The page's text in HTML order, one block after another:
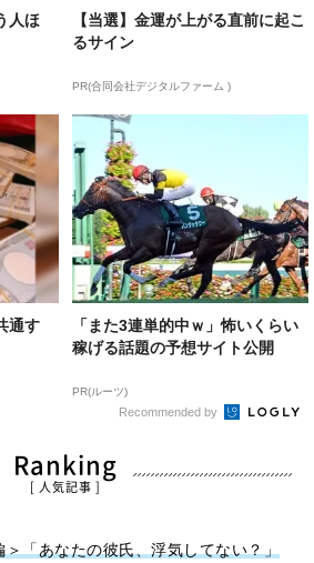
人ほ
【当選】金運が上がる直前に起こ
るサイン
PR(合同会社デジタルファーム )
通す
「また3連単的中ｗ」怖いくらい
稼げる話題の予想サイト公開
PR(ルーツ)
Recommended by
Ranking
[ 人気記事 ]
＞「あなたの彼氏、浮気してない？」